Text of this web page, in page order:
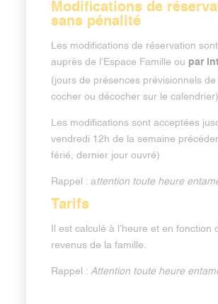
Modifications de
sans pénalité
Les modifications de réservation
auprès de l’Espace Famille ou par
(jours de présences prévisionnels de
cocher ou décocher sur le calendrier)
Les modifications sont acceptées
vendredi 12h de la semaine
férié, dernier jour ouvré)
Rappel : a ttention toute heure
Tarifs
Il est calculé à l’heure et en fonction
revenus de la famille.
Rappel : Attention toute heure